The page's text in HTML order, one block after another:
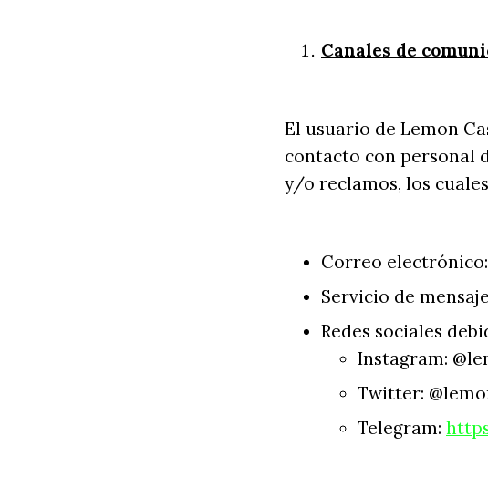
Canales de
El usuario de Lemon
contacto con personal
y/o reclamos, los
Correo
Servicio de
Redes sociales
Instagram:
Twitter:
Telegram: